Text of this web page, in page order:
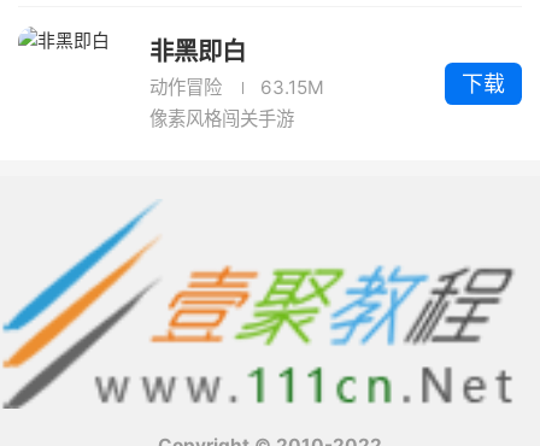
非黑即白
动作冒险
63.15M
像素风格闯关手游
下载